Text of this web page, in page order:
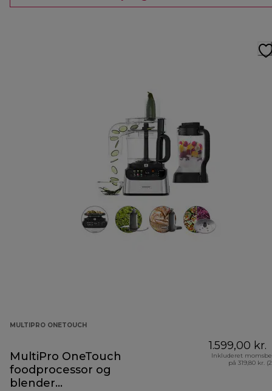
MULTIPRO ONETOUCH
MultiPro OneTouch
foodprocessor og
blender
1.599,00 kr.
Inkluderet
på 319,80 kr.